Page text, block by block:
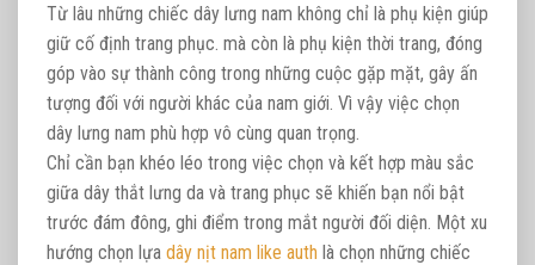
Từ lâu những chiếc dây lưng nam không chỉ là phụ kiện giúp
giữ cố định trang phục. mà còn là phụ kiện thời trang, đóng
góp vào sự thành công trong những cuộc gặp mặt, gây ấn
tượng đối với người khác của nam giới. Vì vậy việc chọn
dây lưng nam phù hợp vô cùng quan trọng.
Chỉ cần bạn khéo léo trong việc chọn và kết hợp màu sắc
giữa dây thắt lưng da và trang phục sẽ khiến bạn nổi bật
trước đám đông, ghi điểm trong mắt người đối diện. Một xu
hướng chọn lựa dây nịt nam like auth là chọn những chiếc